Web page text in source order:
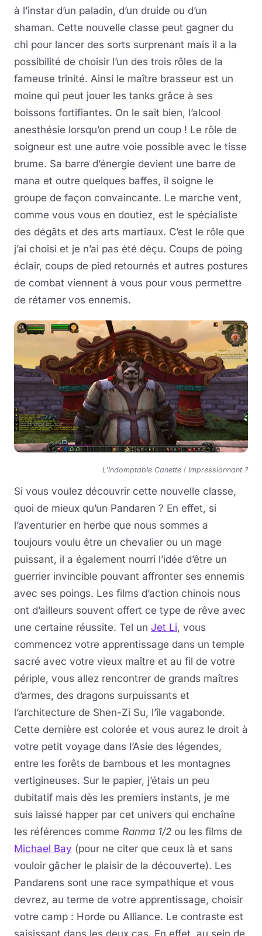
à l’instar d’un paladin, d’un druide ou d’un
shaman. Cette nouvelle classe peut gagner du
chi pour lancer des sorts surprenant mais il a la
possibilité de choisir l’un des trois rôles de la
fameuse trinité. Ainsi le maître brasseur est un
moine qui peut jouer les tanks grâce à ses
boissons fortifiantes. On le sait bien, l’alcool
anesthésie lorsqu’on prend un coup ! Le rôle de
soigneur est une autre voie possible avec le tisse
brume. Sa barre d’énergie devient une barre de
mana et outre quelques baffes, il soigne le
groupe de façon convaincante. Le marche vent,
comme vous vous en doutiez, est le spécialiste
des dégâts et des arts martiaux. C’est le rôle que
j’ai choisi et je n’ai pas été déçu. Coups de poing
éclair, coups de pied retournés et autres postures
de combat viennent à vous pour vous permettre
de rétamer vos ennemis.
L'indomptable Canette ! Impressionnant ?
Si vous voulez découvrir cette nouvelle classe,
quoi de mieux qu’un Pandaren ? En effet, si
l’aventurier en herbe que nous sommes a
toujours voulu être un chevalier ou un mage
puissant, il a également nourri l’idée d’être un
guerrier invincible pouvant affronter ses ennemis
avec ses poings. Les films d’action chinois nous
ont d’ailleurs souvent offert ce type de rêve avec
une certaine réussite. Tel un Jet Li, vous
commencez votre apprentissage dans un temple
sacré avec votre vieux maître et au fil de votre
périple, vous allez rencontrer de grands maîtres
d’armes, des dragons surpuissants et
l’architecture de Shen-Zi Su, l’île vagabonde.
Cette dernière est colorée et vous aurez le droit à
votre petit voyage dans l’Asie des légendes,
entre les forêts de bambous et les montagnes
vertigineuses. Sur le papier, j’étais un peu
dubitatif mais dès les premiers instants, je me
suis laissé happer par cet univers qui enchaîne
les références comme Ranma 1/2 ou les films de
Michael Bay (pour ne citer que ceux là et sans
vouloir gâcher le plaisir de la découverte). Les
Pandarens sont une race sympathique et vous
devrez, au terme de votre apprentissage, choisir
votre camp : Horde ou Alliance. Le contraste est